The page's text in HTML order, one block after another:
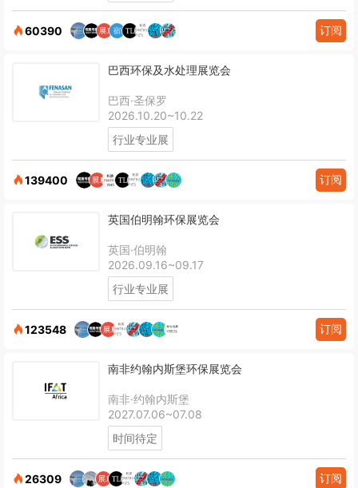
60390 订阅
巴西环保及水处理展览会
巴西·圣保罗
2026.10.20~10.22
行业专业展
139400 订阅
英国伯明翰环保展览会
英国·伯明翰
2026.09.16~09.17
行业专业展
123548 订阅
南非约翰内斯堡环保展览会
南非·约翰内斯堡
2027.07.06~07.08
时间待定
26309 订阅